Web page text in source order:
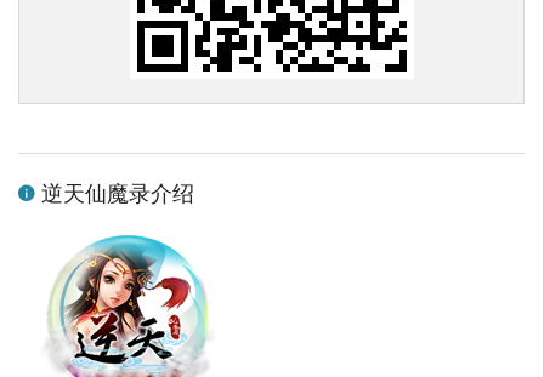
逆天仙魔录介绍